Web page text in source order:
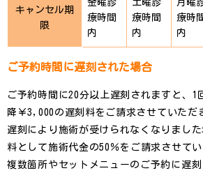
キャンセル期
限
療時間
内
療時間
内
療時
内
ご予約時間に遅刻された場合
ご予約時間に20分以上遅刻されますと、1
降￥3,000の遅刻料をご請求させていただ
遅刻により施術が受けられなくなりまし
料として施術代金の50％をご請求させてい
複数箇所やセットメニューのご予約に遅